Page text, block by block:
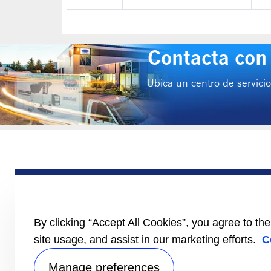
Contacta
Ubica un centro de
PRODUCTOS
Literatura
By clicking “Accept All Cookies”, you agree to
site usage, and assist in our marketing efforts.
Manage preferences